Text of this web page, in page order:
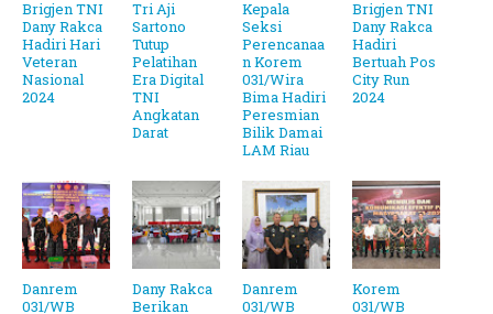
Brigjen TNI
Dany Rakca
Hadiri Hari
Veteran
Nasional
2024
Tri Aji
Sartono
Tutup
Pelatihan
Era Digital
TNI
Angkatan
Darat
Kepala
Seksi
Perencanaa
n Korem
031/Wira
Bima Hadiri
Peresmian
Bilik Damai
LAM Riau
Brigjen TNI
Dany Rakca
Hadiri
Bertuah Pos
City Run
2024
Danrem
031/WB
Dany Rakca
Berikan
Danrem
031/WB
Korem
031/WB